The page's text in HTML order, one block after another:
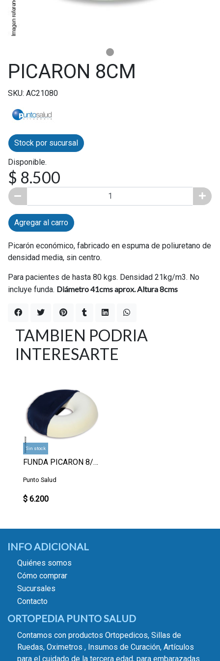
PICARON 8CM
SKU: AC21080
Stock por sucursal
Disponible.
$ 8.500
Agregar al carro
Picarón económico, fabricado en espuma de poliuretano de
densidad media, sin centro.
Para pacientes de hasta 80 kgs. Densidad 21kg/m3. No
incluye funda. Diámetro 41cms aprox. Altura 8cms
TAMBIEN PODRIA
INTERESARTE
Sin stock
FUNDA PICARON 8/10CM
Punto Salud
$ 6.200
INFO ADICIONAL
Quiénes somos
Cómo comprar
Sucursales
Contacto
ORTOPEDIA PUNTO SALUD
Contamos con productos Ortopedicos, Sillas de
Ruedas, Oximetros , Insumos de Curación, Artículos
para el cuidado de la tercera edad, para embarazadas